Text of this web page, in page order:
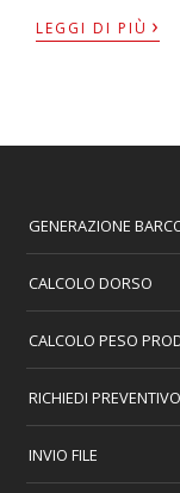
LEGGI DI PIÙ ›
GENERAZIONE
CALCOLO DORSO
CALCOLO PESO
RICHIEDI PREVENTIVO
INVIO FILE